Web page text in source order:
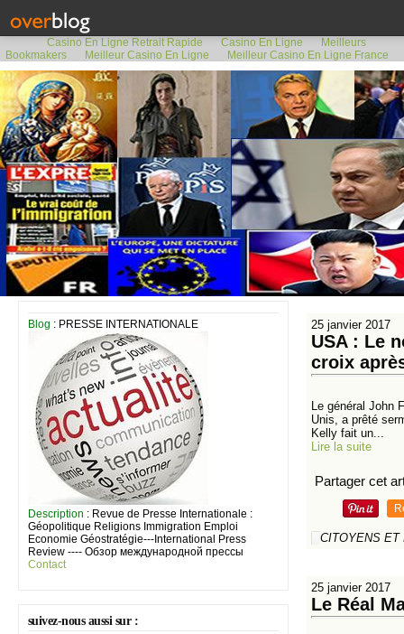
Casino En Ligne Retrait Rapide Casino En Ligne
Meilleurs
Bookmakers
Meilleur Casino En Ligne Meilleur Casino En Ligne France
Blog : PRESSE INTERNATIONALE
Description : Revue de Presse Internationale :
Géopolitique Religions Immigration Emploi
Economie Géostratégie---International Press
Review ---- Обзор международной прессы
Contact
suivez-nous aussi sur :
25 janvier 2017
USA : Le
croix
Le général John
Unis, a prêté
Kelly fait un...
Lire la suite
Partager cet
CITOYENS ET
25 janvier 2017
Le Réal